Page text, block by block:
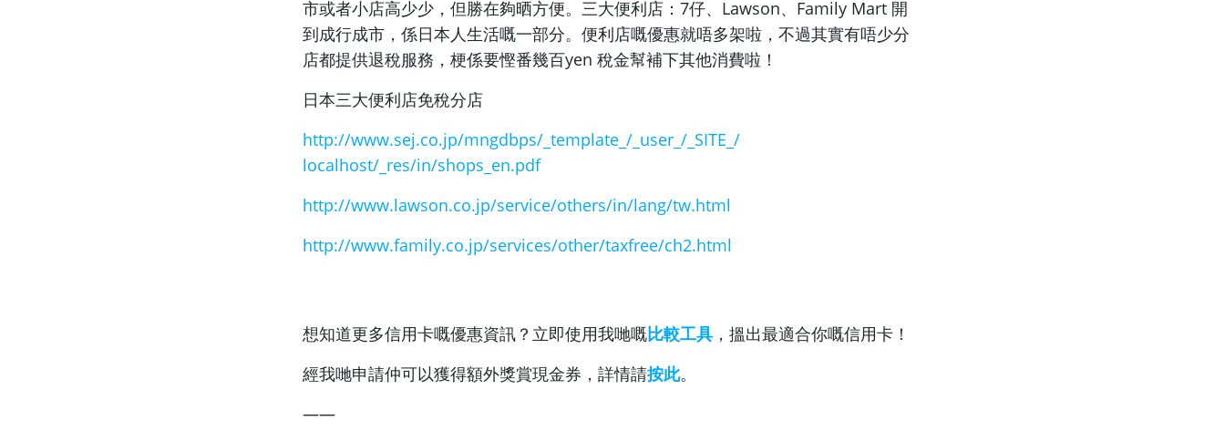
市或者小店高少少，但勝在夠晒方便。 三大便利店：7仔、Lawson、Family Mart 開
到成行成市，係日本人生活嘅一部分。便利店嘅優惠就唔多架啦， 不過其實有唔少分
店都提供退稅服務，梗係要慳番幾百yen 稅金幫補下其他消費啦！
日本三大便利店免稅分店
http://www.sej.co.jp/mngdbps/_ template_/_user_/_SITE_/
localhost/_res/in/shops_en.pdf
http://www.lawson.co.jp/service/others/in/lang/tw.html
http://www.family.co.jp/services/other/taxfree/ch2.html
想知道更多信用卡嘅優惠資訊？立即使用我哋嘅比較工具 ，搵出最適合你嘅信用卡！
經我哋申請仲可以獲得額外獎賞現金券，詳情請按此。
——